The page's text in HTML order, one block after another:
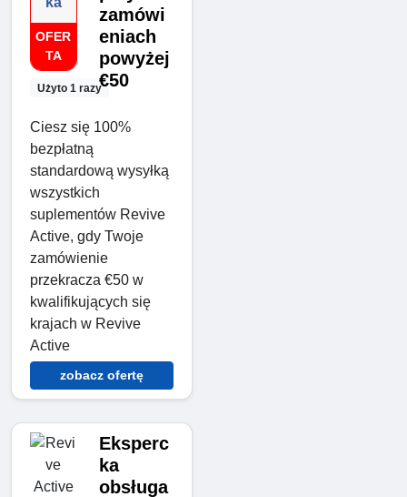
OFER
TA
Użyto 1 razy
zamówi
eniach
powyżej
€50
Ciesz się 100%
bezpłatną
standardową wysyłką
wszystkich
suplementów Revive
Active, gdy Twoje
zamówienie
przekracza €50 w
kwalifikujących się
krajach w Revive
Active
zobacz ofertę
Eksperc
ka
obsługa